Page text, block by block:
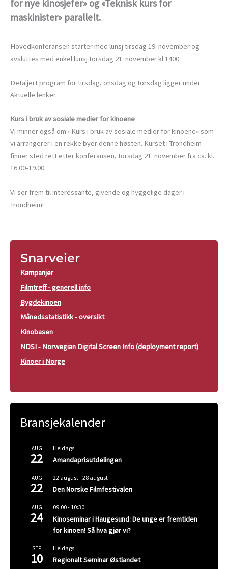
for nye kinosjefer» og «Teknisk kurs for
maskinister» parallelt.
Hovedkonferansen starter med lunsj tirsdag 19. november og
avsluttes med enkel lunsj torsdag 21. november kl 1400.
Detaljert program for tirsdag, onsdag og torsdag ligger under
Aktuelle lenker.
Kurs i bruk av sosiale medier for kinoene
Vi minner også om «Kurs i bruk av sosiale medier for kinoene» som
vi arrangerer i en rekke byer denne høsten. Kurset i Trondheim
finner sted rett etter konferansen, torsdag 21. november fra ca. kl.
16.00-19.00.
Vi ser frem til interessante, givende og hyggelige dager i
Trondheim!
Snarveier
Kampanjer
Filmtreff - generell info
Bygdekinoen
Månedsstatistikk - oversikt
Kinobasen
NDSI - Norwegian Digital Screen Info (deployment report)
Kinoer i Norge
Bransjekalender
AUG
22
Heldags
Amandaprisutdelingen
AUG
22
22 august-28 august
Den Norske Filmfestivalen
AUG
24
09:00- 10:30
Kinoseminar i Haugesund: De unge er fremtiden
for kinoen! Så hva gjør vi?
SEP
10
Heldags
Regionalt Seminar Østlandet